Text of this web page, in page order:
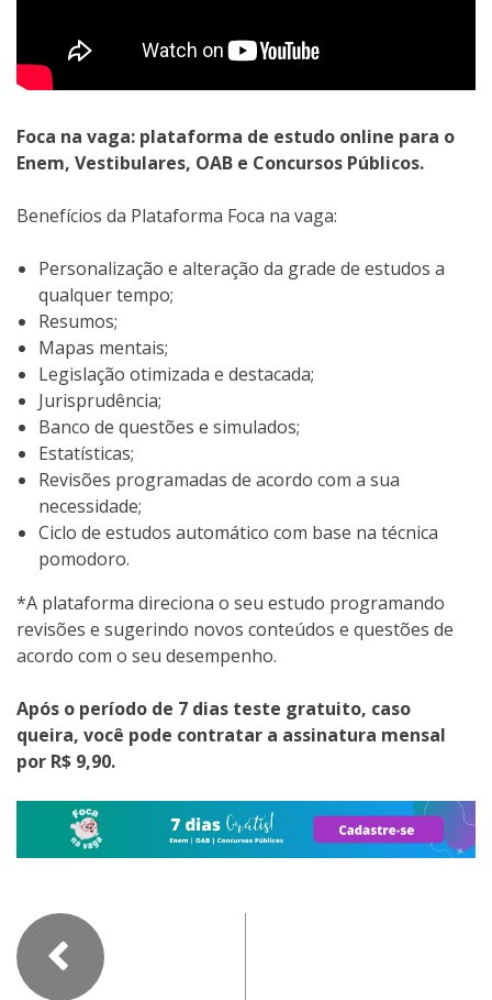
Foca na vaga: plataforma de estudo online para o
Enem, Vestibulares, OAB e Concursos Públicos.
Benefícios da Plataforma Foca na vaga:
Personalização e alteração da grade de estudos a
qualquer tempo;
Resumos;
Mapas mentais;
Legislação otimizada e destacada;
Jurisprudência;
Banco de questões e simulados;
Estatísticas;
Revisões programadas de acordo com a sua
necessidade;
Ciclo de estudos automático com base na técnica
pomodoro.
*A plataforma direciona o seu estudo programando
revisões e sugerindo novos conteúdos e questões de
acordo com o seu desempenho.
Após o período de 7 dias teste gratuito, caso
queira, você pode contratar a assinatura mensal
por R$ 9,90.